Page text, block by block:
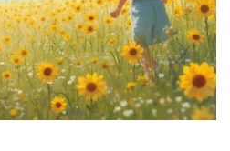
детей.